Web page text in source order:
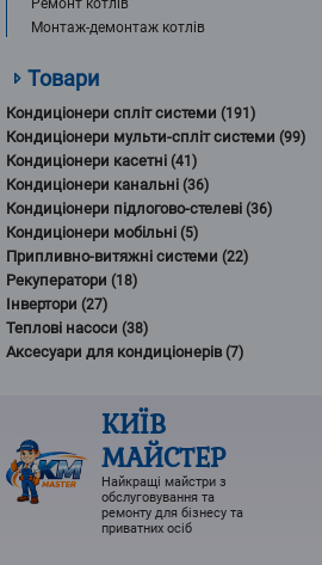
Ремонт котлів
Монтаж-демонтаж котлів
Товари
Кондиціонери спліт системи (191)
Кондиціонери мульти-спліт системи (99)
Кондиціонери касетні (41)
Кондиціонери канальні (36)
Кондиціонери підлогово-стелеві (36)
Кондиціонери мобільні (5)
Припливно-витяжні системи (22)
Рекуператори (18)
Інвертори (27)
Теплові насоси (38)
Аксесуари для кондиціонерів(7)
КИЇВ
МАЙСТЕР
Найкращі майстри з
обслуговування та
ремонту для бізнесу та
приватних осіб